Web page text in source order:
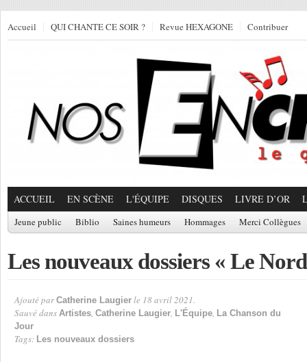
Accueil QUI CHANTE CE SOIR ? Revue HEXAGONE Contribuer
ACCUEIL EN SCÈNE L'ÉQUIPE DISQUES LIVRE D’OR
Jeune public Biblio Saines humeurs Hommages Merci Collègues
Les nouveaux dossiers « Le
Ajouté par Catherine Laugier le 18 avril 2021.
Sauvé dans Artistes, Catherine Laugier, L'Équipe, La Chanson du
Jour
Tags: Les nouveaux dossiers